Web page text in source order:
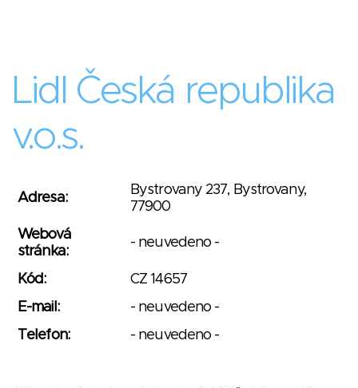
Lidl Česká republika
v.o.s.
Adresa:
Bystrovany 237, Bystrovany,
77900
Webová
stránka:
- neuvedeno -
Kód:
CZ 14657
E-mail:
- neuvedeno -
Telefon:
- neuvedeno -